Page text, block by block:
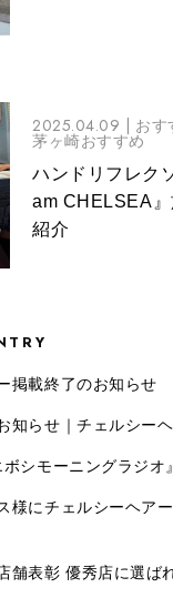
2025.04.09 | おす
茅ヶ崎おすすめ
ハンドリフレク
am CHELSEA
紹介
掲載終了のお知らせ
知らせ｜チェルシー
シモーニングラジオ
様にチェルシーヘア
舗表彰 優秀店に選ば